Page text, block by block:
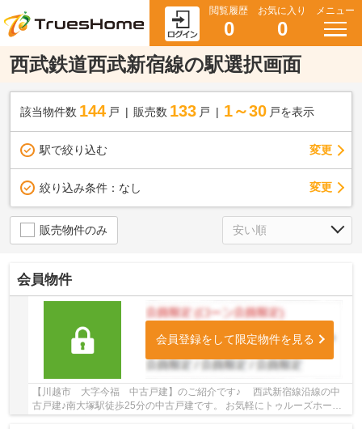
閲覧履歴
0
お気に入り
0
メニュー
西武鉄道西武新宿線の駅選択画面
該当物件数 144 戸 販売数 133 戸 1～30 戸を表示
駅で絞り込む 変更
絞り込み条件： なし 変更
販売物件のみ
会員物件
会員登録をして限定物件を見る
【川越市 大字今福 中古戸建】のご紹介です♪ 西武新宿線沿線の中
古戸建♪南大塚駅徒歩25分の中古戸建です。 お気軽にトゥルーズホーム